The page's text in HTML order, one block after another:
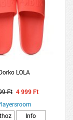
LOLA
Ft 4 999 Ft
Info